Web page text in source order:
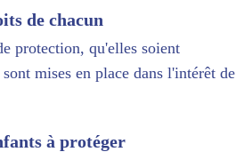
de chacun
protection, qu'elles soient
mises en place dans l'intérêt de
à protéger